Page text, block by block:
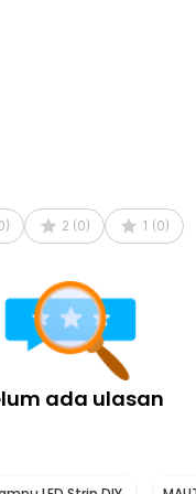
Minimalis Nordic Style 3
) 2 (0) 1 (0)
ada ulasan